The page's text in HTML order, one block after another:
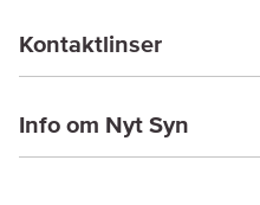
Kontaktlinser
Info om Nyt Syn